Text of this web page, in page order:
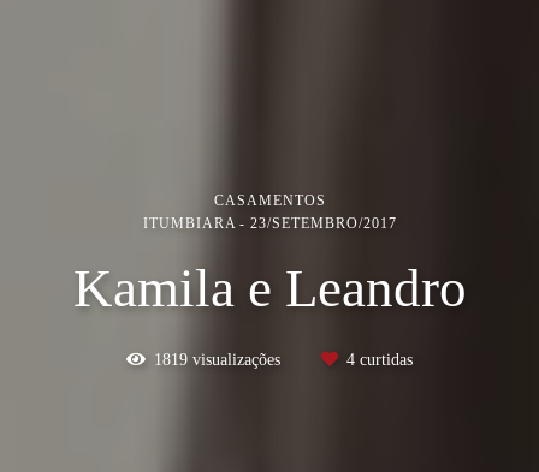
CASAMENTOS
ITUMBIARA
23/SETEMBRO/2017
Kamila e Leandro
1819 visualizações 4 curtidas